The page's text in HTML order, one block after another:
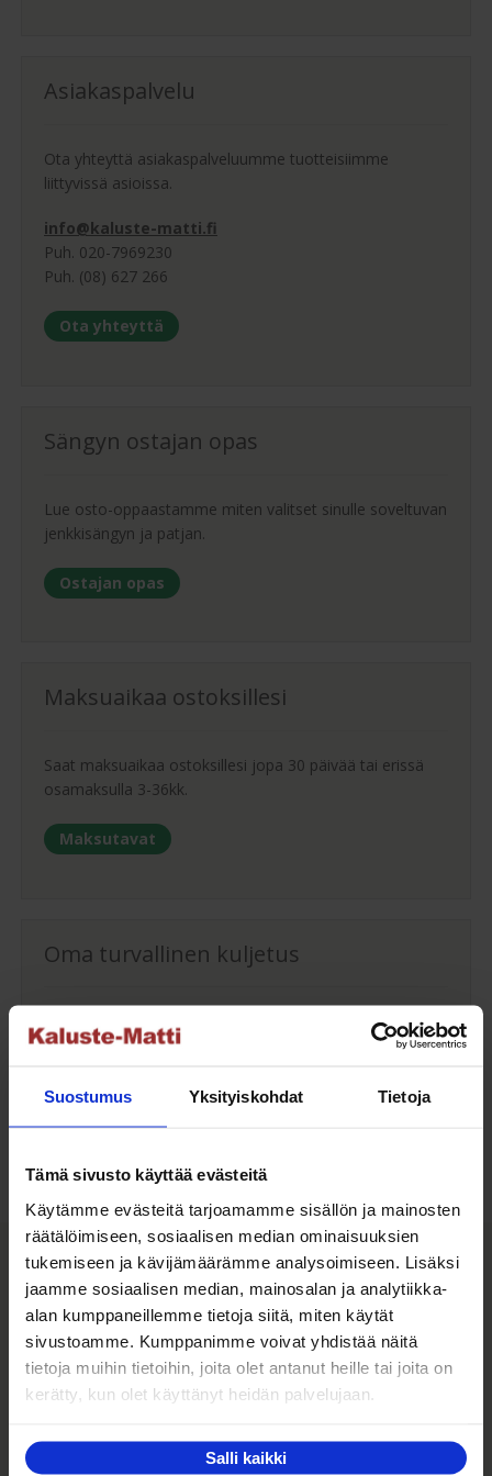
Suostumus Yksityiskohdat Tietoja
Tämä sivusto käyttää evästeitä
Käytämme evästeitä tarjoamamme sisällön ja mainosten
räätälöimiseen, sosiaalisen median ominaisuuksien
tukemiseen ja kävijämäärämme analysoimiseen. Lisäksi
jaamme sosiaalisen median, mainosalan ja analytiikka-
alan kumppaneillemme tietoja siitä, miten käytät
sivustoamme. Kumppanimme voivat yhdistää näitä
tietoja muihin tietoihin, joita olet antanut heille tai joita on
kerätty, kun olet käyttänyt heidän palvelujaan.
Salli kaikki
Asiakaspalvelu
Ota yhteyttä asiakaspalveluumme tuotteisiimme
liittyvissä asioissa.
info@kaluste-matti.fi
Puh. 020-7969230
Puh. (08) 627 266
Ota yhteyttä
Sängyn ostajan opas
Lue osto-oppaastamme miten valitset sinulle soveltuvan
jenkkisängyn ja patjan.
Ostajan opas
Maksuaikaa ostoksillesi
Saat maksuaikaa ostoksillesi jopa 30 päivää tai erissä
osamaksulla 3-36kk.
Maksutavat
Oma turvallinen kuljetus
Kaluste-Matin oma kuljetus on turvallinen tapa
tuotteiden toimitukseen. Saat varmemmin tuotteet
Kaluste-Matti Oy
Kaluste-Matti Oy on vuonna 1994 perheyrityksenä
perustettu huonekalujen vähittäis- sekä
tukkumyymälä. Toimintamme perustana on tarjota
kodin laadukkaita huonekaluja edullisesti,
monipuolisesti ja palvelevasti ympäri Suomen.
Tutustu muihin tuotteisiimme kotisivuiltamme: